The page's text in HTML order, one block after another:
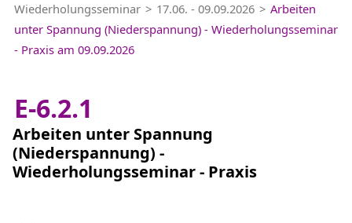
Wiederholungsseminar
17.06. - 09.09.2026
Arbeiten
unter Spannung (Niederspannung) - Wiederholungsseminar
- Praxis am 09.09.2026
E-6.2.1
Arbeiten unter Spannung
(Niederspannung) -
Wiederholungsseminar - Praxis